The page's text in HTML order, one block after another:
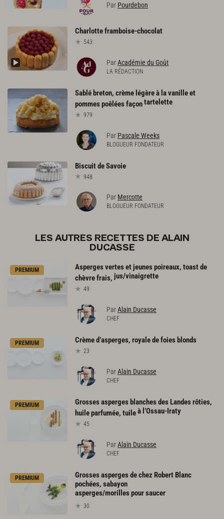
Par Pourdebon
Charlotteframboise-chocolat
543
ParAcadémie du Goût
LA RÉDACTION
Sablé breton, crème légère à la vanille et
pommes poêlées façontartelette
979
Par Pascale Weeks
BLOGUEUR FONDATEUR
BiscuitdeSavoie
948
Par Mercotte
BLOGUEUR FONDATEUR
LES AUTRES RECETTES DE ALAIN
DUCASSE
PREMIUM
Asperges vertes et jeunes poireaux, toast de
chèvre frais, jus/vinaigrette
49
ParAlain Ducasse
CHEF
PREMIUM Crèmed’asperges, royaledefoies blonds
23
ParAlain Ducasse
CHEF
PREMIUM
Grosses asperges blanches des Landes rôties,
huile parfumée, tuileà l’Ossau-Iraty
45
ParAlain Ducasse
CHEF
PREMIUM
Grosses asperges de chez Robert Blanc
pochées, sabayon
asperges/morilles pour saucer
30